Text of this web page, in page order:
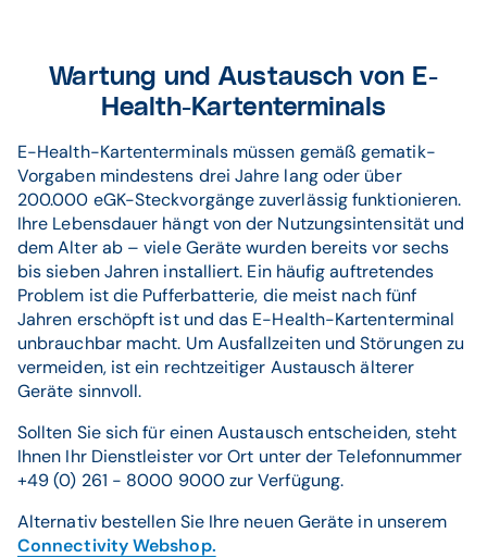
Wartung und Austausch von E-
Health-Kartenterminals
E-Health-Kartenterminals müssen gemäß gematik-
Vorgaben mindestens drei Jahre lang oder über
200.000 eGK-Steckvorgänge zuverlässig funktionieren.
Ihre Lebensdauer hängt von der Nutzungsintensität und
dem Alter ab – viele Geräte wurden bereits vor sechs
bis sieben Jahren installiert. Ein häufig auftretendes
Problem ist die Pufferbatterie, die meist nach fünf
Jahren erschöpft ist und das E-Health-Kartenterminal
unbrauchbar macht. Um Ausfallzeiten und Störungen zu
vermeiden, ist ein rechtzeitiger Austausch älterer
Geräte sinnvoll.
Sollten Sie sich für einen Austausch entscheiden, steht
Ihnen Ihr Dienstleister vor Ort unter der Telefonnummer
+49 (0) 261 - 8000 9000 zur Verfügung.
Alternativ bestellen Sie Ihre neuen Geräte in unserem
Connectivity Webshop.